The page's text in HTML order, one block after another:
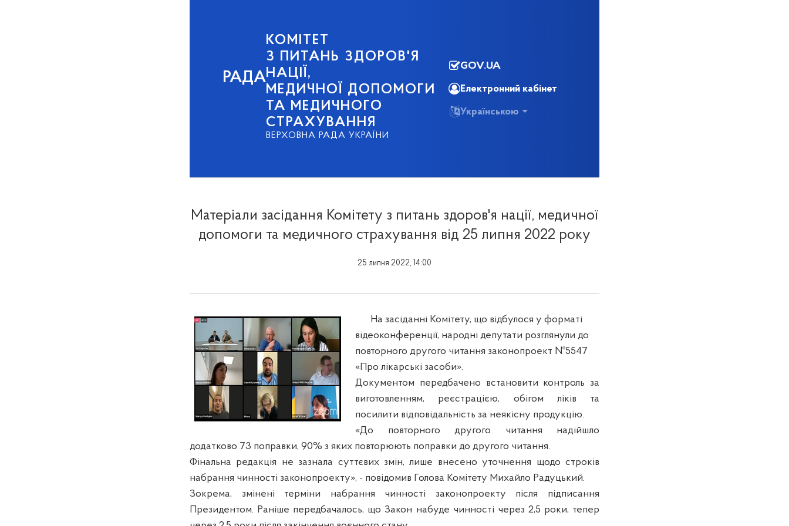
РАДА
КОМІТЕТ
З ПИТАНЬ ЗДОРОВ'Я
НАЦІЇ,
МЕДИЧНОЇ ДОПОМОГИ
ТА МЕДИЧНОГО
СТРАХУВАННЯ
ВЕРХОВНА РАДА УКРАЇНИ
GOV.UA
Електронний кабінет
Українською
Матеріали засідання Комітету з питань здоров'я нації, медичної
допомоги та медичного страхування від 25 липня 2022 року
25 липня 2022, 14:00
На засіданні Комітету, що відбулося у форматі
відеоконференції, народні депутати розглянули до
повторного другого читання законопроект №5547
«Про лікарські засоби».
Документом передбачено встановити контроль за
виготовленням, реєстрацією, обігом ліків та
посилити відповідальність за неякісну продукцію.
«До повторного другого читання надійшло
додатково 73 поправки, 90% з яких повторюють поправки до другого читання.
Фінальна редакція не зазнала суттєвих змін, лише внесено уточнення щодо строків
набрання чинності законопроекту», - повідомив Голова Комітету Михайло Радуцький.
Зокрема, змінені терміни набрання чинності законопроекту після підписання
Президентом. Раніше передбачалось, що Закон набуде чинності через 2,5 роки, тепер